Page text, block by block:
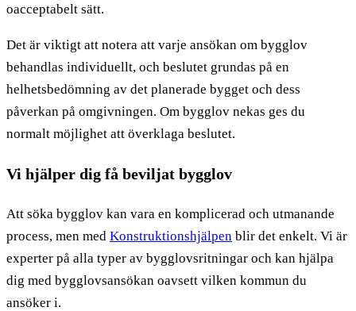
oacceptabelt sätt.
Det är viktigt att notera att varje ansökan om bygglov
behandlas individuellt, och beslutet grundas på en
helhetsbedömning av det planerade bygget och dess
påverkan på omgivningen. Om bygglov nekas ges du
normalt möjlighet att överklaga beslutet.
Vi hjälper dig få beviljat bygglov
Att söka bygglov kan vara en komplicerad och utmanande
process, men med Konstruktionshjälpen blir det enkelt. Vi är
experter på alla typer av bygglovsritningar och kan hjälpa
dig med bygglovsansökan oavsett vilken kommun du
ansöker i.